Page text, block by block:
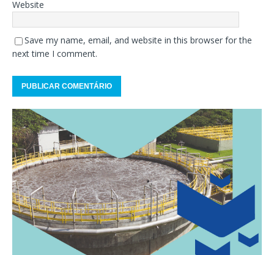
Website
Save my name, email, and website in this browser for the
next time I comment.